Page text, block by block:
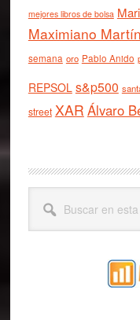
mejores libros de bolsa
Maximiano Martín
semana oro Pablo Anido
REPSOL s&p500
street XAR Álvaro
esta